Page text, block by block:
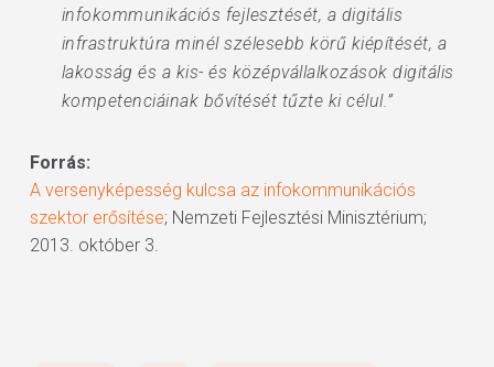
infokommunikációs fejlesztését, a digitális
infrastruktúra minél szélesebb körű kiépítését, a
lakosság és a kis- és középvállalkozások digitális
kompetenciáinak bővítését tűzte ki célul.”
Forrás:
A versenyképesség kulcsa az infokommunikációs
szektor erősítése; Nemzeti Fejlesztési Minisztérium;
2013. október 3.